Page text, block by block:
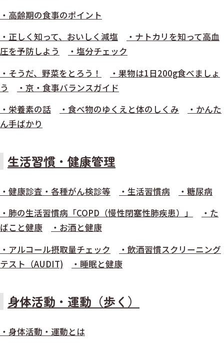
・高齢期の食事のポイント
・正しく知って、おいしく減塩
・ナトカリを知って高血
圧を予防しよう
・塩分チェック
・そうだ、野菜をとろう！
・果物は1日200g食べましょ
う
・京・食事バランスガイド
・栄養素の話
・食べ物のゆくえと体のしくみ
・かんた
ん手ばかり
生活習慣・健康管理
・健康診査・各種がん検診等 ・生活習慣病
・糖尿病
・肺の生活習慣病「COPD（慢性閉塞性肺疾患）」
・た
ばこと健康
・お酒と健康
・アルコール摂取量チェック
・飲酒習慣スクリーニング
テスト（AUDIT)
・睡眠と健康
身体活動・運動（歩く）
・身体活動・運動とは